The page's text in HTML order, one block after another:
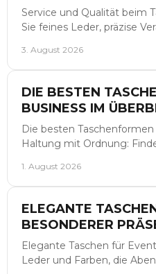
Service und Qualität beim
Sie feines Leder, präzise
3. August 2026
DIE BESTEN
BUSINESS IM
Die besten
Haltung mit Ordnung:
1. August 2026
ELEGANTE
BESONDERER
Elegante Taschen für
Leder und Farben, die